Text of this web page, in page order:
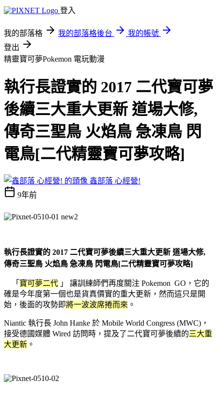
登入
我的部落格 我的部落格後台
我的帳號
登出
精靈寶可夢Pokemon 電玩動漫
執行長證實的 2017 二代寶可夢
後續三大重大更新 道場大修,
傳奇三聖鳥 火焰鳥 急凍鳥 閃
電鳥[二代精靈寶可夢攻略]
鑫部落 心經營!
9年前
執行長證實的 2017 二代寶可夢後續三大重大更新 道場大修,
傳奇三聖鳥 火焰鳥 急凍鳥 閃電鳥[二代精靈寶可夢攻略]
「 寶可夢二代 」 讓訓練師們再度關注 Pokemon GO， 它的
確是今年度第一個也是貨真價實的重大更新，然而這只是開
始，後面的攻勢即將一波波席捲而來 。
Niantic 執行長 John Hanke 於 Mobile World Congress (MWC)，
接受德國媒體 Wired 訪問時，提及了二代寶可夢後續的三大重
大更新 。